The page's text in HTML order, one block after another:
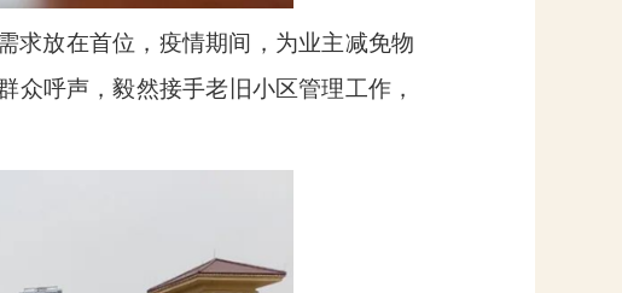
求放在首位，疫情期间，为业主减免物
呼声，毅然接手老旧小区管理工作，